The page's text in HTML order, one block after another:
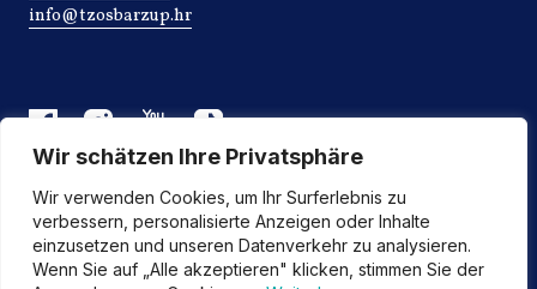
Wir schätzen Ihre Privatsphäre
Wir verwenden Cookies, um Ihr Surferlebnis zu
verbessern, personalisierte Anzeigen oder Inhalte
einzusetzen und unseren Datenverkehr zu analysieren.
Wenn Sie auf „Alle akzeptieren" klicken, stimmen Sie der
info@tzosbarzup.hr